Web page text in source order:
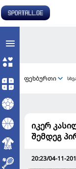
ფეხბურთი
იკერ
შემდეგ
20:23/04-11-